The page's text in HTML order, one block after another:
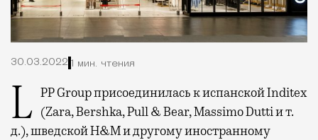
30.03.2022 1 мин. чтения
LPP Group присоединилась к испанской Inditex (Zara, Bershka, Pull & Bear, Massimo Dutti и т.
д.), шведской H&M и другому иностранному